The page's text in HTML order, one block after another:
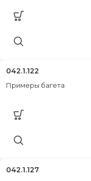
042.1.122
Примеры багета
042.1.127